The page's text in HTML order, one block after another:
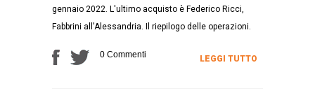
gennaio 2022. L'ultimo acquisto è Federico Ricci,
Fabbrini all'Alessandria. Il riepilogo delle operazioni.
0 Commenti LEGGI TUTTO